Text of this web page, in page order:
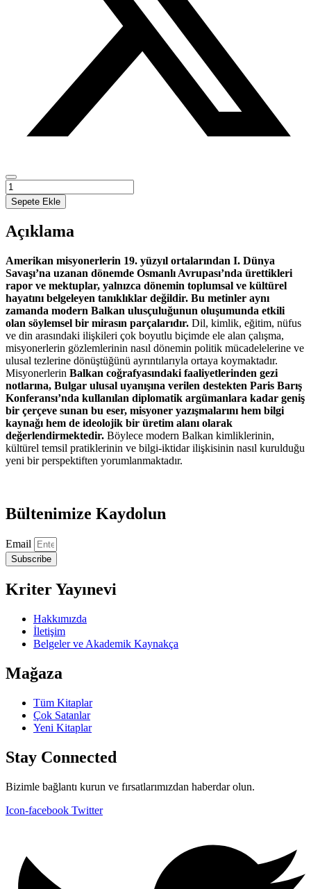
Osmanlı
Balkan
Şehirlerinde
Bulgar
Kimliği
Sepete Ekle
Açıklama
Amerikan misyonerlerin 19. yüzyıl ortalarından I. Dünya
Savaşı’na uzanan dönemde Osmanlı Avrupası’nda ürettikleri
rapor ve mektuplar, yalnızca dönemin toplumsal ve kültürel
hayatını belgeleyen tanıklıklar değildir. Bu metinler aynı
zamanda modern Balkan ulusçuluğunun oluşumunda etkili
olan söylemsel bir mirasın parçalarıdır. Dil, kimlik, eğitim, nüfus
ve din arasındaki ilişkileri çok boyutlu biçimde ele alan çalışma,
misyonerlerin gözlemlerinin nasıl dönemin politik mücadelelerine ve
ulusal tezlerine dönüştüğünü ayrıntılarıyla ortaya koymaktadır.
Misyonerlerin Balkan coğrafyasındaki faaliyetlerinden gezi
notlarına, Bulgar ulusal uyanışına verilen destekten Paris Barış
Konferansı’nda kullanılan diplomatik argümanlara kadar geniş
bir çerçeve sunan bu eser, misyoner yazışmalarını hem bilgi
kaynağı hem de ideolojik bir üretim alanı olarak
değerlendirmektedir. Böylece modern Balkan kimliklerinin,
kültürel temsil pratiklerinin ve bilgi-iktidar ilişkisinin nasıl kurulduğu
yeni bir perspektiften yorumlanmaktadır.
Bültenimize Kaydolun
Email
Subscribe
Kriter Yayınevi
Hakkımızda
İletişim
Belgeler ve Akademik Kaynakça
Mağaza
Tüm Kitaplar
Çok Satanlar
Yeni Kitaplar
Stay Connected
Bizimle bağlantı kurun ve fırsatlarımızdan haberdar olun.
Icon-facebook Twitter